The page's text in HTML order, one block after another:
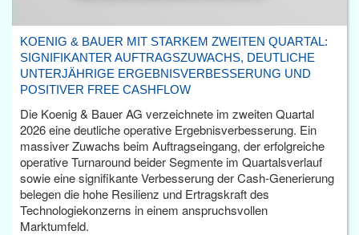
KOENIG & BAUER MIT STARKEM ZWEITEN QUARTAL:
SIGNIFIKANTER AUFTRAGSZUWACHS, DEUTLICHE
UNTERJÄHRIGE ERGEBNISVERBESSERUNG UND
POSITIVER FREE CASHFLOW
Die Koenig & Bauer AG verzeichnete im zweiten Quartal
2026 eine deutliche operative Ergebnisverbesserung. Ein
massiver Zuwachs beim Auftragseingang, der erfolgreiche
operative Turnaround beider Segmente im Quartalsverlauf
sowie eine signifikante Verbesserung der Cash-Generierung
belegen die hohe Resilienz und Ertragskraft des
Technologiekonzerns in einem anspruchsvollen
Marktumfeld.